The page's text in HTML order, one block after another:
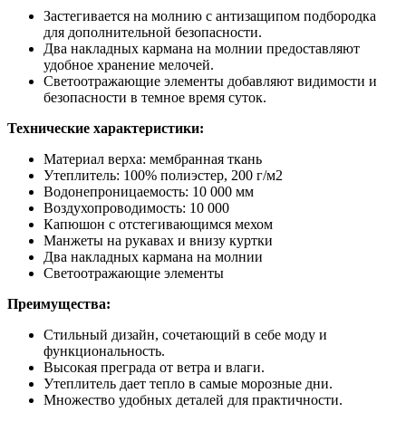
Застегивается на молнию с антизащипом подбородка
для дополнительной безопасности.
Два накладных кармана на молнии предоставляют
удобное хранение мелочей.
Светоотражающие элементы добавляют видимости и
безопасности в темное время суток.
Технические характеристики:
Материал верха: мембранная ткань
Утеплитель: 100% полиэстер, 200 г/м2
Водонепроницаемость: 10 000 мм
Воздухопроводимость: 10 000
Капюшон с отстегивающимся мехом
Манжеты на рукавах и внизу куртки
Два накладных кармана на молнии
Светоотражающие элементы
Преимущества:
Стильный дизайн, сочетающий в себе моду и
функциональность.
Высокая преграда от ветра и влаги.
Утеплитель дает тепло в самые морозные дни.
Множество удобных деталей для практичности.